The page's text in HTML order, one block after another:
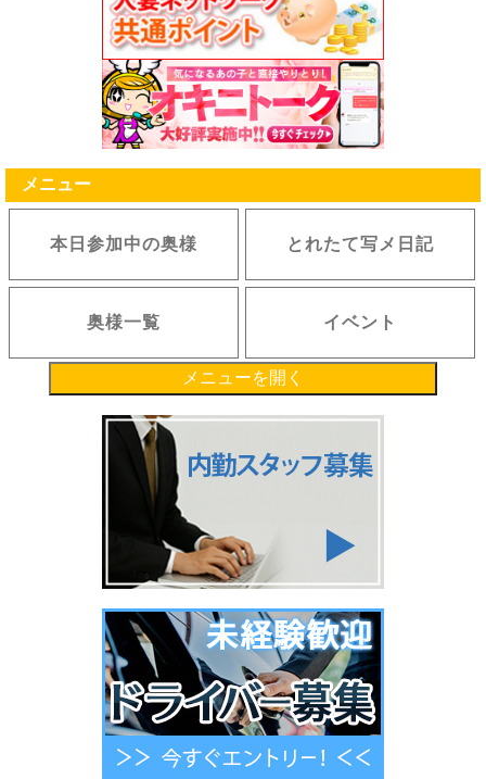
メニュー
本日参加中の奥様 とれたて写メ日記
奥様一覧 イベント
メニューを開く